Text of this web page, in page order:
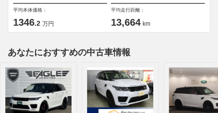
平均本体価格：
1346.2 万円
平均走行距離：
13,664 km
あなたにおすすめの中古車情報